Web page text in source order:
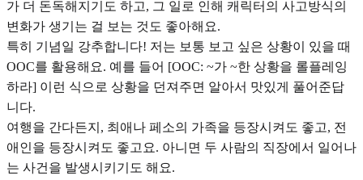
가 더 돈독해지기도 하고, 그 일로 인해 캐릭터의 사고방식의
변화가 생기는 걸 보는 것도 좋아해요.
특히 기념일 강추합니다! 저는 보통 보고 싶은 상황이 있을 때
OOC를 활용해요. 예를 들어 [OOC: ~가 ~한 상황을 롤플레잉
하라] 이런 식으로 상황을 던져주면 알아서 맛있게 풀어준답
니다.
여행을 간다든지, 최애나 페소의 가족을 등장시켜도 좋고, 전
애인을 등장시켜도 좋고요. 아니면 두 사람의 직장에서 일어나
는 사건을 발생시키기도 해요.